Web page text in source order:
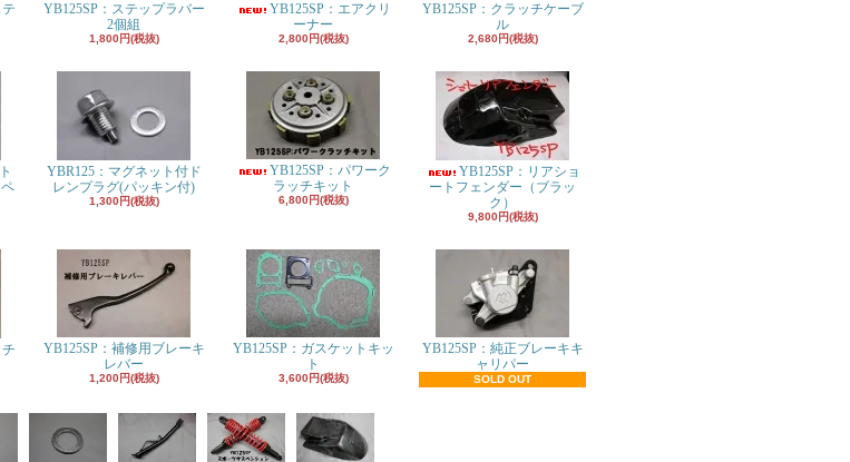
YB125SP：ステップラバー
2個組
1,800円(税抜)
YB125SP：エアクリ
ーナー
2,800円(税抜)
YB125SP：クラッチケーブ
ル
2,680円(税抜)
YBR125：マグネット付ド
レンプラグ(パッキン付)
1,300円(税抜)
YB125SP：パワーク
ラッチキット
6,800円(税抜)
YB125SP：リアショ
ートフェンダー（ブラッ
ク）
9,800円(税抜)
YB125SP：補修用ブレーキ
レバー
1,200円(税抜)
YB125SP：ガスケットキッ
ト
3,600円(税抜)
YB125SP：純正ブレーキキ
ャリパー
SOLD OUT